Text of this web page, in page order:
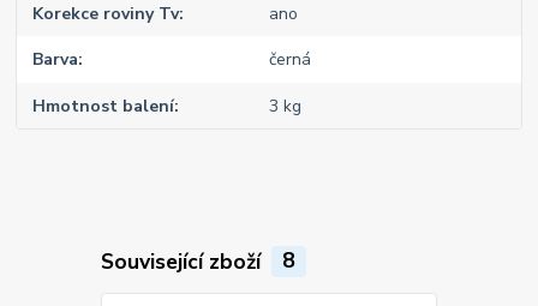
Korekce roviny Tv ano
Barva černá
Hmotnost balení 3 kg
Související zboží 8